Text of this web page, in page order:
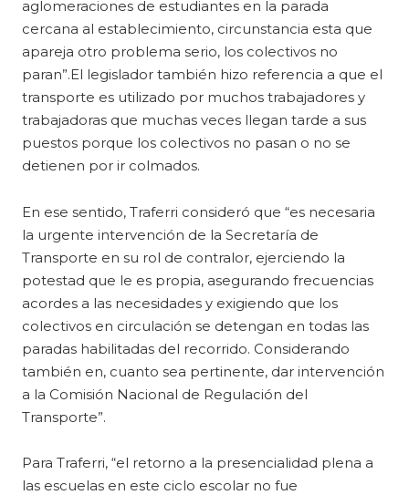
aglomeraciones de estudiantes en la parada
cercana al establecimiento, circunstancia esta que
apareja otro problema serio, los colectivos no
paran”.El legislador también hizo referencia a que el
transporte es utilizado por muchos trabajadores y
trabajadoras que muchas veces llegan tarde a sus
puestos porque los colectivos no pasan o no se
detienen por ir colmados.
En ese sentido, Traferri consideró que “es necesaria
la urgente intervención de la Secretaría de
Transporte en su rol de contralor, ejerciendo la
potestad que le es propia, asegurando frecuencias
acordes a las necesidades y exigiendo que los
colectivos en circulación se detengan en todas las
paradas habilitadas del recorrido. Considerando
también en, cuanto sea pertinente, dar intervención
a la Comisión Nacional de Regulación del
Transporte”.
Para Traferri, “el retorno a la presencialidad plena a
las escuelas en este ciclo escolar no fue